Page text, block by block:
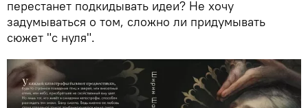
перестанет подкидывать идеи? Не хочу
задумываться о том, сложно ли придумывать
сюжет "с нуля".